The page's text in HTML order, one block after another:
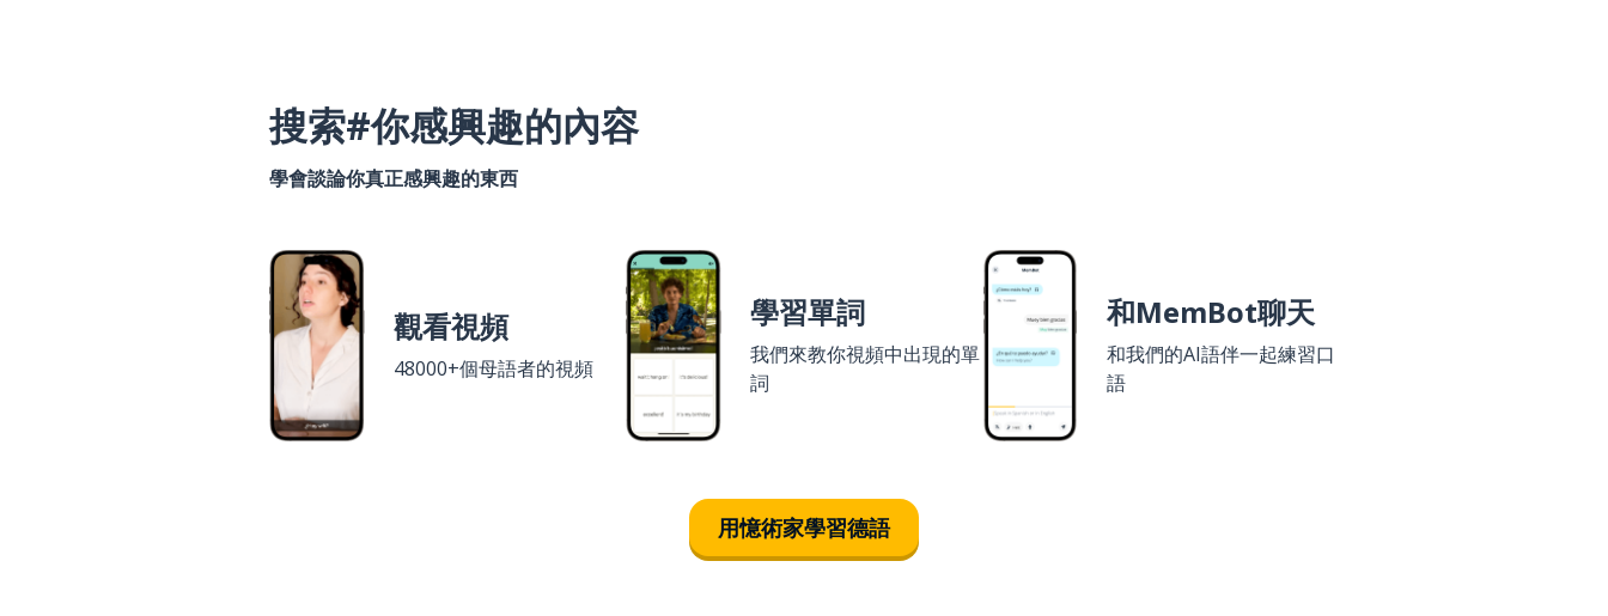
搜索#你感興趣的內容
學會談論你真正感興趣的東西
觀看視頻
48000+個母語者的視頻
學習單詞
我們來教你視頻中出現的單
詞
和MemBot聊天
和我們的AI語伴一起練習口
語
用憶術家學習德語